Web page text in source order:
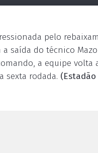
pelo
saída do técnico
a equipe
sexta rodada.